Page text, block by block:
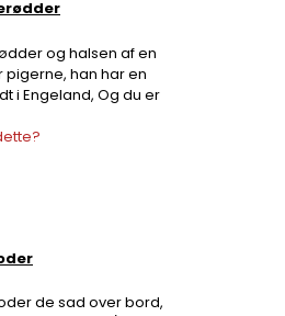
og halsen af en
pigerne, han har en
i Engeland, Og du er
de sad over bord,